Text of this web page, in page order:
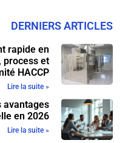
DERNIERS ARTICLES
rapide en
process et
HACCP
Lire la suite »
avantages
en 2026
Lire la suite »